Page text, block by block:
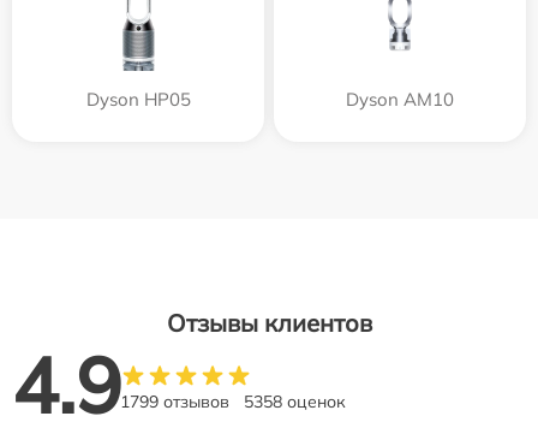
Dyson HP05 Dyson AM10
Отзывы клиентов
4.91799 отзывов 5358 оценок